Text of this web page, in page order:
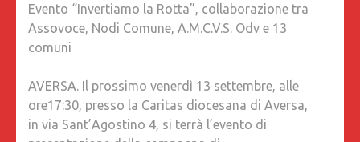
Evento “Invertiamo la Rotta”, collaborazione tra
Assovoce, Nodi Comune, A.M.C.V.S. Odv e 13
comuni
AVERSA. Il prossimo venerdì 13 settembre, alle
ore17:30, presso la Caritas diocesana di Aversa,
in via Sant’Agostino 4, si terrà l’evento di